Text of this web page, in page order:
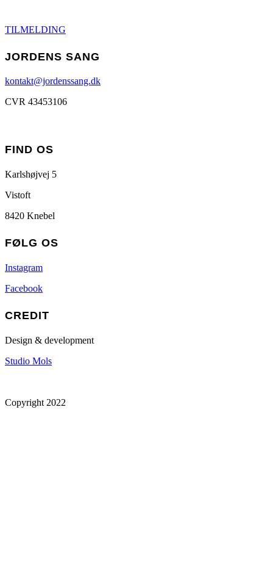
TILMELDING
JORDENS SANG
kontakt@jordenssang.dk
CVR 43453106
FIND OS
Karlshøjvej 5
Vistoft
8420 Knebel
FØLG OS
Instagram
Facebook
CREDIT
Design & development
Studio Mols
Copyright 2022